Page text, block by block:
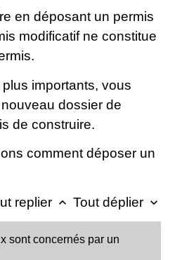
en déposant un permis
modificatif ne constitue
importants, vous
dossier de
de construire.
comment déposer un
replier keyboard_arrow_up Tout déplier keyboard_arrow_down
sont concernés par un